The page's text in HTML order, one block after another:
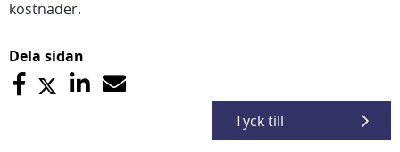
kostnader.
Dela sidan
Tyck till